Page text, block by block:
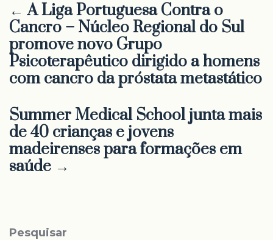
← A Liga Portuguesa Contra o
Cancro – Núcleo Regional do Sul
promove novo Grupo
Psicoterapêutico dirigido a homens
com cancro da próstata metastático
Summer Medical School junta mais
de 40 crianças e jovens
madeirenses para formações em
saúde →
Pesquisar